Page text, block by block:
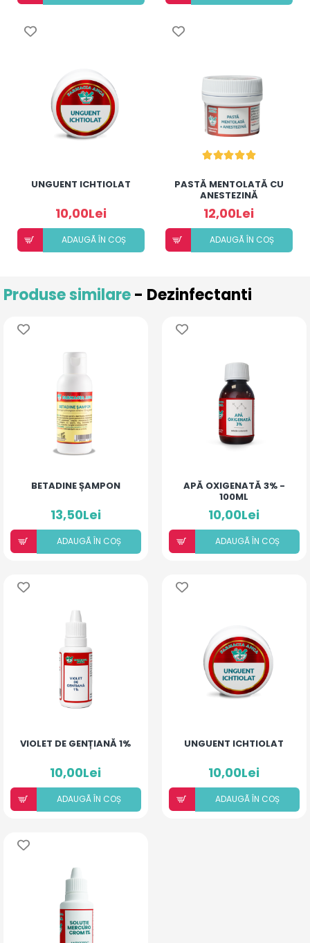
UNGUENT ICHTIOLAT
10,00Lei
ADAUGÃ ÎN COȘ
PASTĂ MENTOLATĂ CU
ANESTEZINĂ
12,00Lei
ADAUGÃ ÎN COȘ
Produse similare- Dezinfectanti
BETADINE ȘAMPON
13,50Lei
ADAUGÃ ÎN COȘ
APĂ OXIGENATĂ 3% -
100ML
10,00Lei
ADAUGÃ ÎN COȘ
VIOLET DE GENȚIANĂ 1%
10,00Lei
ADAUGÃ ÎN COȘ
UNGUENT ICHTIOLAT
10,00Lei
ADAUGÃ ÎN COȘ